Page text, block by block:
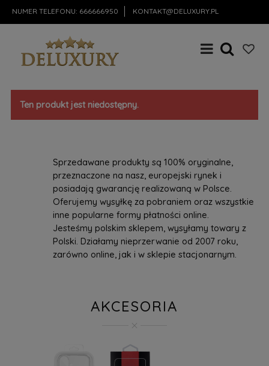
NUMER TELEFONU: 666666950 KONTAKT@DELUXURY.PL
Ten produkt jest niedostępny.
Sprzedawane produkty są 100% oryginalne,
przeznaczone na nasz, europejski rynek i
posiadają gwarancję realizowaną w Polsce.
Oferujemy wysyłkę za pobraniem oraz wszystkie
inne popularne formy płatności online.
Jesteśmy polskim sklepem, wysyłamy towary z
Polski. Działamy nieprzerwanie od 2007 roku,
zarówno online, jak i w sklepie stacjonarnym.
AKCESORIA